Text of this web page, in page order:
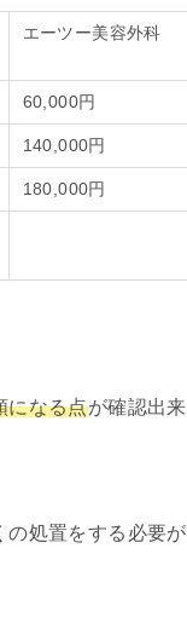
エーツー美容外科
60,000円
140,000円
180,000円
になる点が確認出来
の処置をする必要が